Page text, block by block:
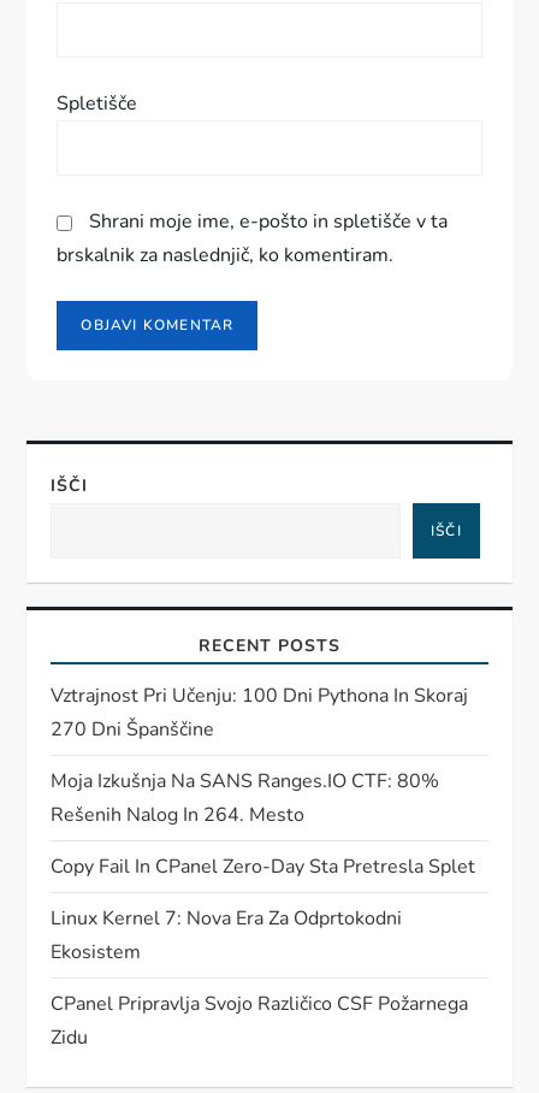
k
Spletišče
Shrani moje ime, e-pošto in spletišče v ta
brskalnik za naslednjič, ko komentiram.
IŠČI
IŠČI
RECENT POSTS
Vztrajnost Pri Učenju: 100 Dni Pythona In Skoraj
270 Dni Španščine
Moja Izkušnja Na SANS Ranges.IO CTF: 80%
Rešenih Nalog In 264. Mesto
Copy Fail In CPanel Zero-Day Sta Pretresla Splet
Linux Kernel 7: Nova Era Za Odprtokodni
Ekosistem
CPanel Pripravlja Svojo Različico CSF Požarnega
Zidu